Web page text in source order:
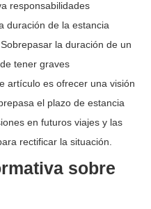
responsabilidades
duración de la estancia
la duración de un
tener graves
artículo es ofrecer una visión
el plazo de estancia
en futuros viajes y las
rectificar la situación.
sobre